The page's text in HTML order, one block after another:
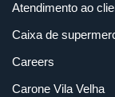
Atendimento ao
Caixa de
Careers
Carone Vila Velha